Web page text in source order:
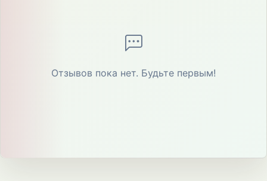
Отзывов пока нет. Будьте первым!